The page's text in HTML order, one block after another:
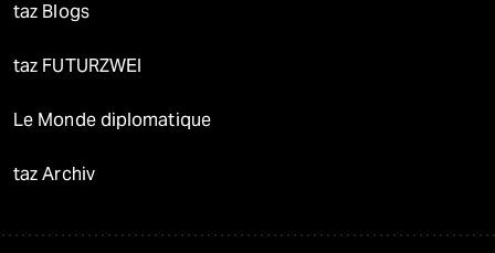
taz Blogs
taz FUTURZWEI
Le Monde diplomatique
taz Archiv